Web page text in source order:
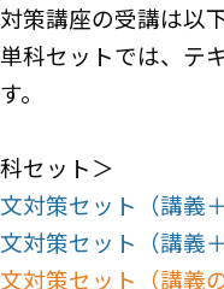
策講座の受講は以
科セットでは、テ
。
セット＞
対策セット（講義＋
対策セット（講義
対策セット（講義の